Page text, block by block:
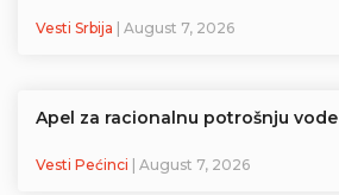
Vesti Srbija | August 7, 2026
Apel za racionalnu potrošnju vode
Vesti Pećinci | August 7, 2026